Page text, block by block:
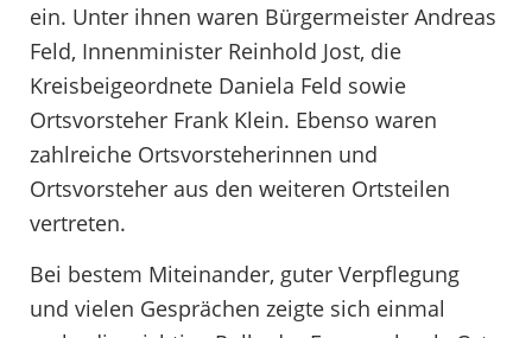
ein. Unter ihnen waren Bürgermeister Andreas
Feld, Innenminister Reinhold Jost, die
Kreisbeigeordnete Daniela Feld sowie
Ortsvorsteher Frank Klein. Ebenso waren
zahlreiche Ortsvorsteherinnen und
Ortsvorsteher aus den weiteren Ortsteilen
vertreten.
Bei bestem Miteinander, guter Verpflegung
und vielen Gesprächen zeigte sich einmal